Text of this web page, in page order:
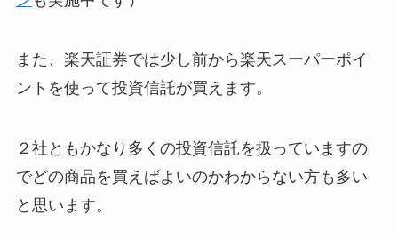
また、楽天証券では少し前から楽天スーパーポイ
ントを使って投資信託が買えます。
２社ともかなり多くの投資信託を扱っていますの
でどの商品を買えばよいのかわからない方も多い
と思います。